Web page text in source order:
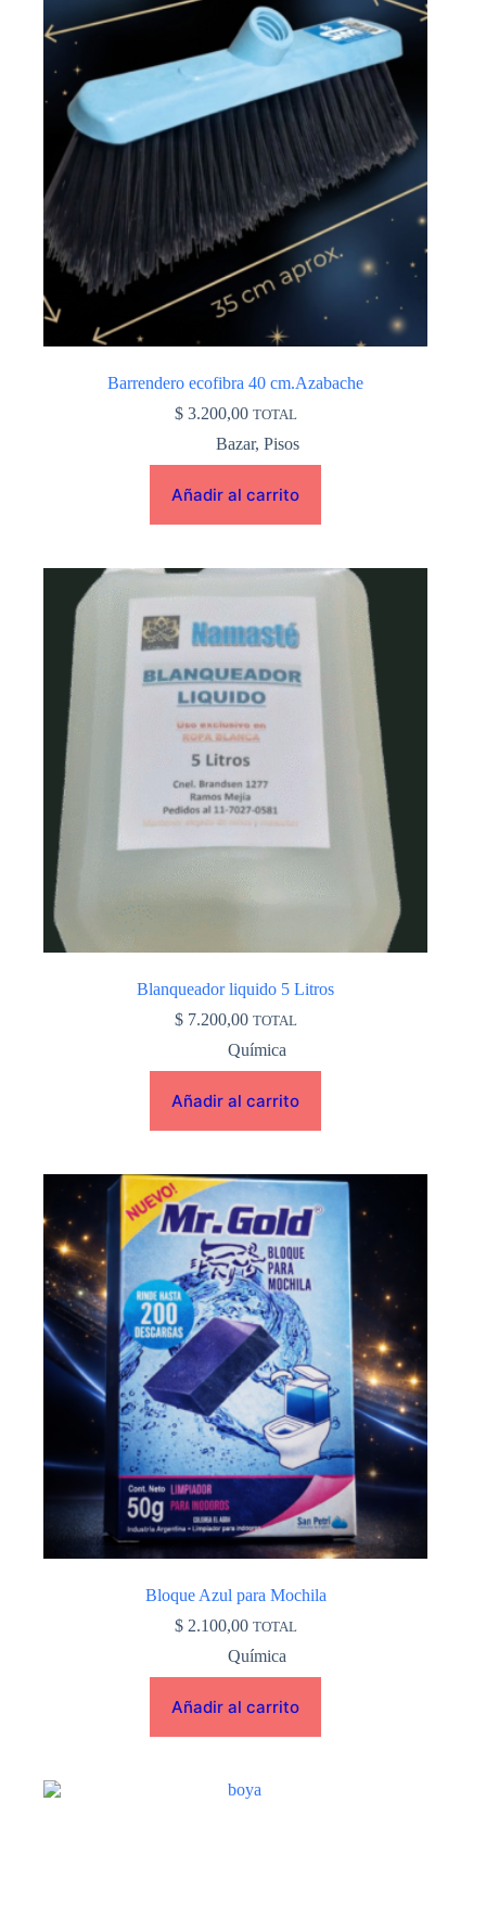
Barrendero ecofibra 40 cm.Azabache
$3.200,00 TOTAL
Bazar, Pisos
Añadir al carrito
Blanqueador liquido 5 Litros
$7.200,00 TOTAL
Química
Añadir al carrito
Bloque Azul para Mochila
$2.100,00 TOTAL
Química
Añadir al carrito
Este